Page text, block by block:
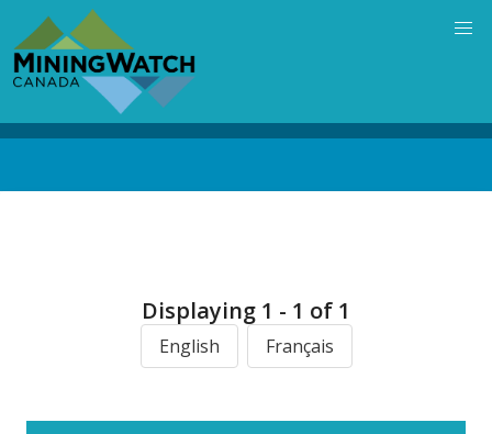
main
content
Displaying 1 - 1 of 1
English Français